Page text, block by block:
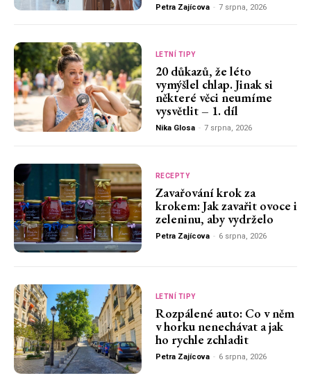
Petra Zajícova - 7 srpna, 2026
LETNÍ TIPY
20 důkazů, že léto
vymýšlel chlap. Jinak si
některé věci neumíme
vysvětlit – 1. díl
Nika Glosa - 7 srpna, 2026
RECEPTY
Zavařování krok za
krokem: Jak zavařit ovoce i
zeleninu, aby vydrželo
Petra Zajícova - 6 srpna, 2026
LETNÍ TIPY
Rozpálené auto: Co v něm
v horku nenechávat a jak
ho rychle zchladit
Petra Zajícova - 6 srpna, 2026